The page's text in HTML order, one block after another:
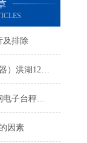
及排除
大悟5吨地磅（曾都衡器）洪湖120T吊秤维修
不锈钢电子秤，不锈钢电子台秤功能特点
因素